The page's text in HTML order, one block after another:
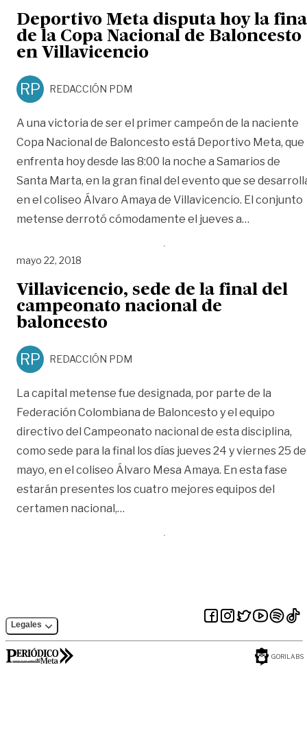
Deportivo Meta disputa hoy la
de la Copa Nacional de Baloncesto
en Villavicencio
RP REDACCIÓN PDM
A una victoria de ser el primer campeón de la naciente
Copa Nacional de Baloncesto está Deportivo Meta, que
enfrenta hoy desde las 8:00 la noche a Samarios de
Santa Marta, en la gran final del evento que se
en el coliseo Álvaro Amaya de Villavicencio. El conjunto
metense derrotó cómodamente el jueves a…
mayo 22, 2018
Villavicencio, sede de la final del
campeonato nacional de
baloncesto
RP REDACCIÓN PDM
La capital metense fue designada, por parte de la
Federación Colombiana de Baloncesto y el equipo
directivo del Campeonato nacional de esta disciplina,
como sede para la final los días jueves 24 y viernes 25 de
mayo, en el coliseo Álvaro Mesa Amaya. En esta fase
estarán presentes los cuatro mejores equipos del
certamen nacional,…
Legales
GORILABS